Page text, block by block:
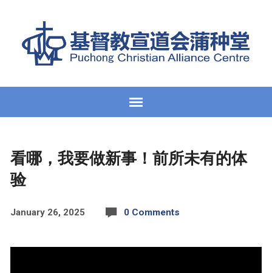
看哪，我要做新事！前所未有的体
验
January 26, 2025 0 Comments